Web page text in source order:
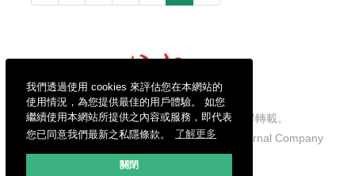
我們透過使用 cookies 來評估您在本網站的
使用情況，為您提供最佳的用戶體驗。 如您
繼續使用本網站所提供之內容或服務，即代表
您已同意我們最新之私隱條款。
了解更多
關閉
信報財經新聞有限公司版權所有，不得轉載。
Copyright © 2026 Hong Kong Economic Journal Company
Limited. All rights reserved.